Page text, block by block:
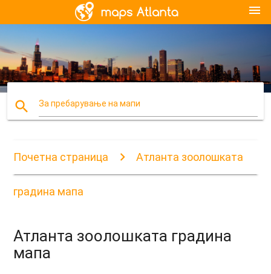
menu
search За пребарување на мапи
Почетна страница Атланта зоолошката
градина мапа
Атланта зоолошката градина
мапа